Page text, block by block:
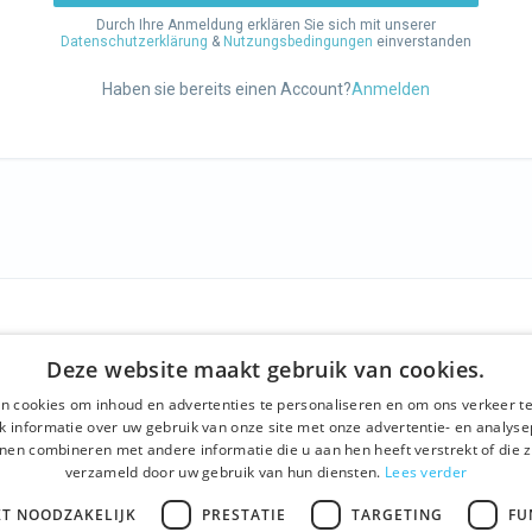
Durch Ihre Anmeldung erklären Sie sich mit unserer
Datenschutzerklärung & Nutzungsbedingungen einverstanden
Haben sie bereits einen Account?Anmelden
Geschäftsbedingungen
Geführte Tour
Tagesprogramm
History tour
Instagram
LinkedIn
Deze website maakt gebruik van cookies.
cookies om inhoud en advertenties te personaliseren en om ons verkeer
informatie over uw gebruik van onze site met onze advertentie- en
combineren met andere informatie die u aan hen heeft verstrekt of die
verzameld door uw gebruik van hun diensten. Lees verder
NOODZAKELIJK PRESTATIE TARGETING